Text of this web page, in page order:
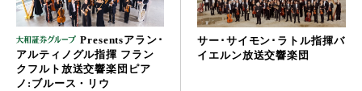
Presentsアラン･
アルティノグル指揮 フラン
クフルト放送交響楽団 ピア
ノ:ブルース・リウ
サー･サイモン･ラトル指揮バ
イエルン放送交響楽団